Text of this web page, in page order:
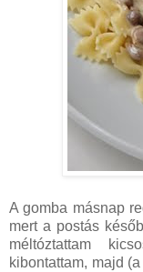
A gomba másnap
mert a postás
méltóztattam
kibontattam, majd